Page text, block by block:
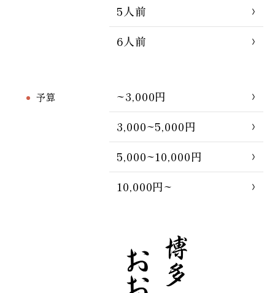
5人前
6人前
予算
~3,000円
3,000~5,000円
5,000~10,000円
10,000円~